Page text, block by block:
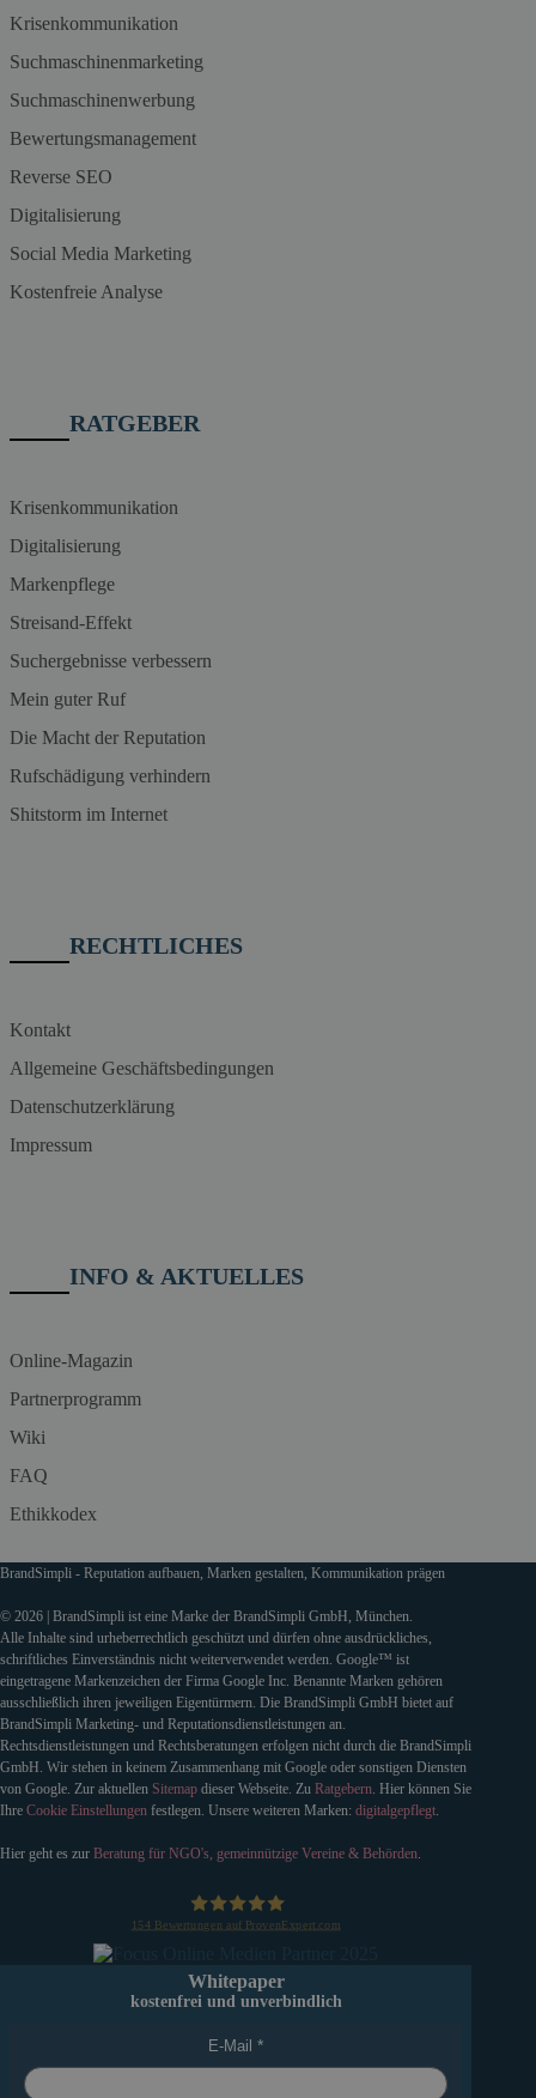
Krisenkommunikation
Suchmaschinenmarketing
Suchmaschinenwerbung
Bewertungsmanagement
Reverse SEO
Digitalisierung
Social Media Marketing
Kostenfreie Analyse
RATGEBER
Krisenkommunikation
Digitalisierung
Markenpflege
Streisand-Effekt
Suchergebnisse verbessern
Mein guter Ruf
Die Macht der Reputation
Rufschädigung verhindern
Shitstorm im Internet
RECHTLICHES
Kontakt
Allgemeine Geschäftsbedingungen
Datenschutzerklärung
Impressum
INFO & AKTUELLES
Online-Magazin
Partnerprogramm
Wiki
FAQ
Ethikkodex
BrandSimpli - Reputation aufbauen, Marken gestalten, Kommunikation prägen
© 2026 | BrandSimpli ist eine Marke der BrandSimpli GmbH, München.
Alle Inhalte sind urheberrechtlich geschützt und dürfen ohne ausdrückliches,
schriftliches Einverständnis nicht weiterverwendet werden. Google™ ist
eingetragene Markenzeichen der Firma Google Inc. Benannte Marken gehören
ausschließlich ihren jeweiligen Eigentürmern. Die BrandSimpli GmbH bietet auf
BrandSimpli Marketing- und Reputationsdienstleistungen an.
Rechtsdienstleistungen und Rechtsberatungen erfolgen nicht durch die BrandSimpli
GmbH. Wir stehen in keinem Zusammenhang mit Google oder sonstigen Diensten
von Google. Zur aktuellen Sitemap dieser Webseite. Zu Ratgebern. Hier können Sie
Ihre Cookie Einstellungen festlegen. Unsere weiteren Marken: digitalgepflegt.
Hier geht es zur Beratung für NGO's, gemeinnützige Vereine & Behörden.
154 Bewertungen auf ProvenExpert.com
Whitepaper
kostenfrei und unverbindlich
E-Mail